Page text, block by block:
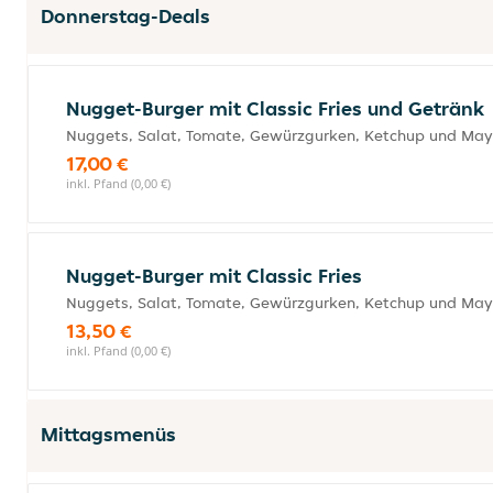
Donnerstag-Deals
Nugget-Burger mit Classic Fries und Getränk
Nuggets, Salat, Tomate, Gewürzgurken, Ketchup und
17,00 €
inkl. Pfand (0,00 €)
Nugget-Burger mit Classic Fries
Nuggets, Salat, Tomate, Gewürzgurken, Ketchup und
13,50 €
inkl. Pfand (0,00 €)
Mittagsmenüs